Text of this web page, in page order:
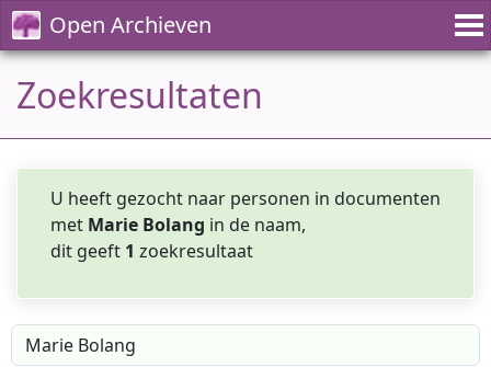
Open Archieven
Zoekresultaten
U heeft gezocht naar personen in documenten
met Marie Bolang in de naam,
dit geeft 1 zoekresultaat